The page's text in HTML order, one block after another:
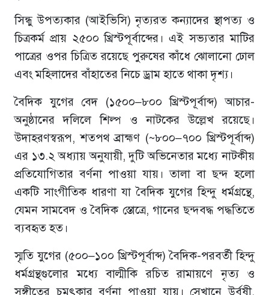
সিন্ধু উপত্যকার (আইভিসি) নৃত্যরত কন্যাদের স্থাপত্য ও
চিত্রকর্ম প্রায় ২৫০০ খ্রিস্টপূর্বাব্দের। এই সভ্যতার মাটির
পাত্রের ওপর চিত্রিত রয়েছে পুরুষের কাঁধে ঝোলানো ঢোল
এবং মহিলাদের বাঁহাতের নিচে ড্রাম হাতে থাকা দৃশ্য।
বৈদিক যুগের বেদ (১৫০০–৮০০ খ্রিস্টপূর্বাব্দ) আচার-
অনুষ্ঠানের দলিলে শিল্প ও নাটকের উল্লেখ রয়েছে।
উদাহরণস্বরূপ, শতপথ ব্রাহ্মণ (~৮০০–৭০০ খ্রিস্টপূর্বাব্দ)
এর ১৩.২ অধ্যায় অনুযায়ী, দুটি অভিনেতার মধ্যে নাটকীয়
প্রতিযোগিতার বর্ণনা পাওয়া যায়। তালা বা ছন্দ হলো
একটি সাংগীতিক ধারণা যা বৈদিক যুগের হিন্দু ধর্মগ্রন্থে,
যেমন সামবেদ ও বৈদিক স্তোত্রে, গানের ছন্দবদ্ধ পদ্ধতিতে
ব্যবহৃত হত।
স্মৃতি যুগের (৫০০–১০০ খ্রিস্টপূর্বাব্দ) বৈদিক-পরবর্তী হিন্দু
ধর্মগ্রন্থগুলোর মধ্যে বাল্মীকি রচিত রামায়ণে নৃত্য ও
সঙ্গীতের চমৎকার বর্ণনা পাওয়া যায়। সেখানে উর্বষী,